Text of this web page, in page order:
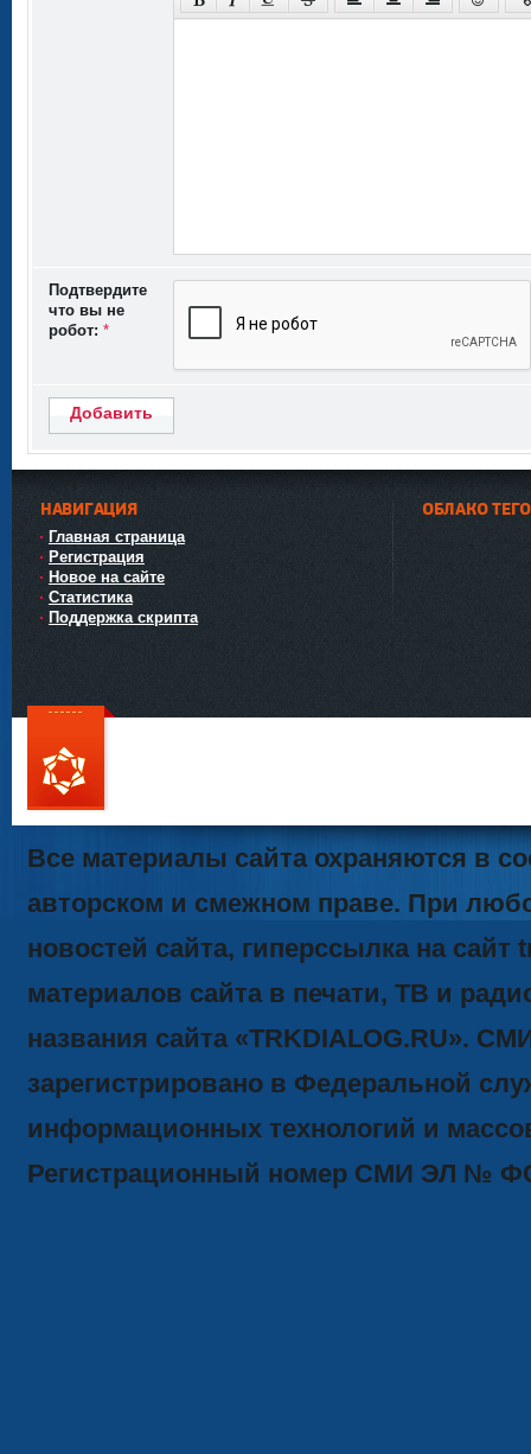
Подтвердите
что вы не
робот: *
Добавить
НАВИГАЦИЯ
Главная страница
Регистрация
Новое на сайте
Статистика
Поддержка скрипта
ОБЛАКО
111
Все материалы сайта охраняются в
авторском и смежном праве. При
новостей сайта, гиперссылка на
материалов сайта в печати, ТВ и
названия сайта «TRKDIALOG.RU».
зарегистрировано в Федеральной
информационных технологий и
Регистрационный номер СМИ ЭЛ №